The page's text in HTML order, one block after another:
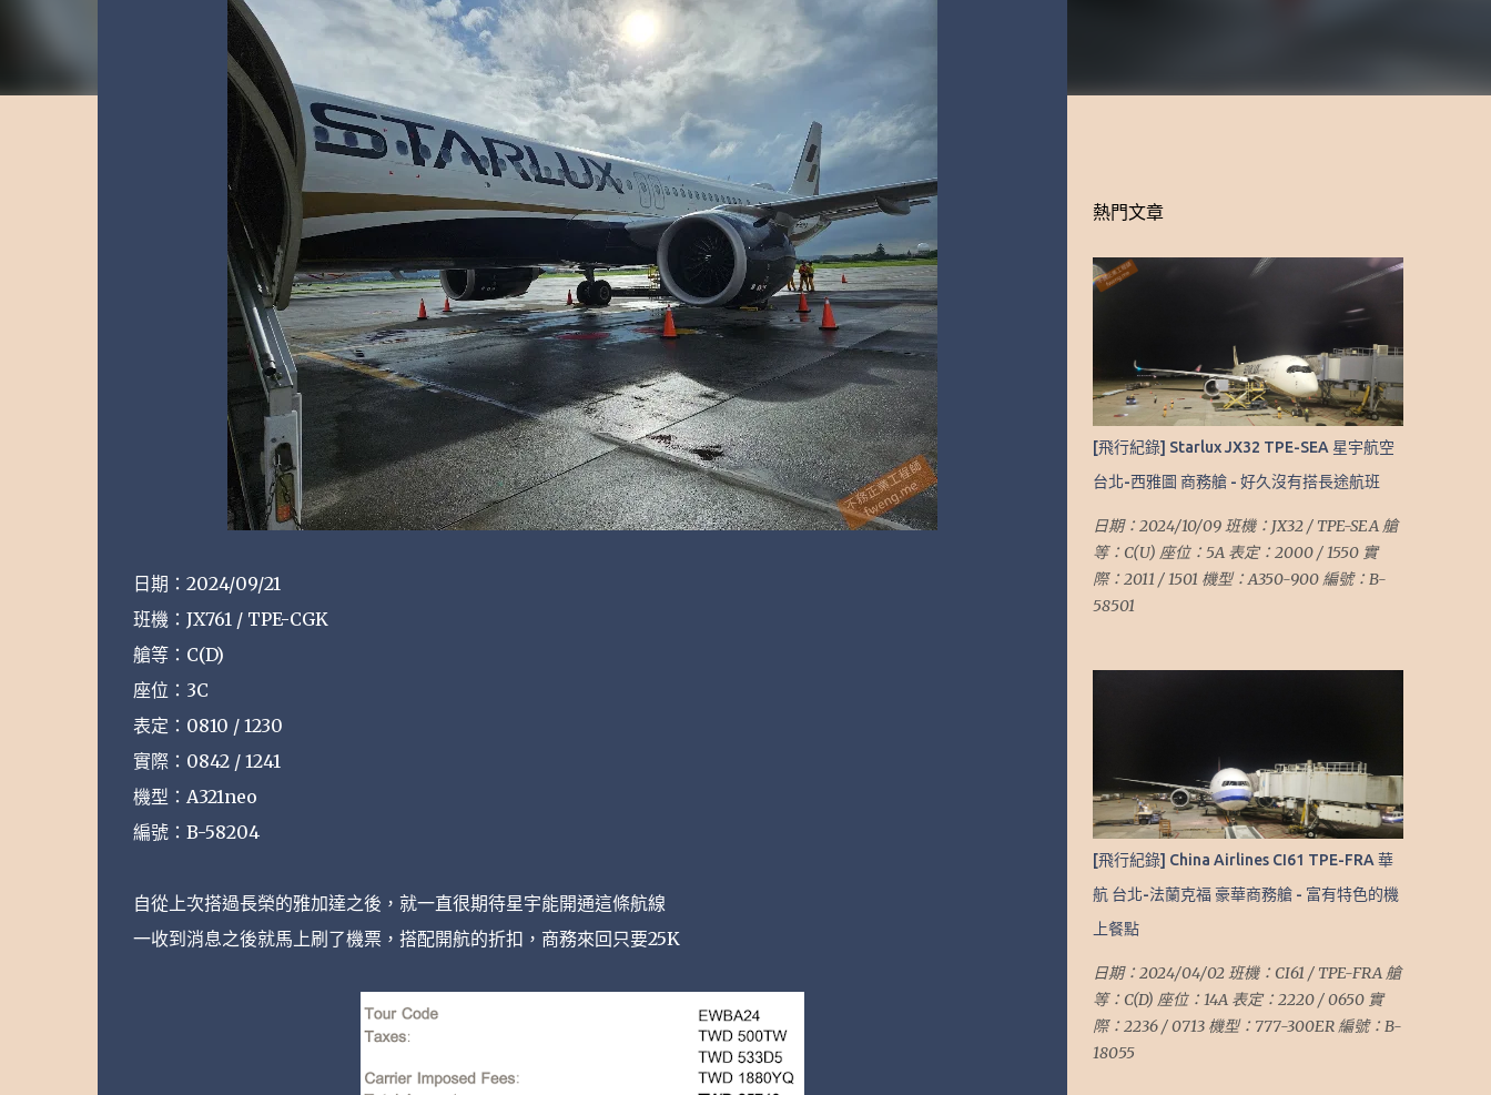
日期：2024/09/21
班機：JX761 / TPE-CGK
艙等：C(D)
座位：3C
表定：0810 / 1230
實際：0842 / 1241
機型：A321neo
編號：B-58204
自從上次搭過長榮的雅加達之後，就一直很期待星宇能開通這條航線
一收到消息之後就馬上刷了機票，搭配開航的折扣，商務來回只要25K
熱門文章
[飛行紀錄] Starlux JX32 TPE-SEA 星宇航空
台北-西雅圖 商務艙 - 好久沒有搭長途航班
日期：2024/10/09 班機：JX32 / TPE-SEA 艙
等：C(U) 座位：5A 表定：2000 / 1550 實
際：2011 / 1501 機型：A350-900 編號：B-
58501
[飛行紀錄] China Airlines CI61 TPE-FRA 華
航 台北-法蘭克福 豪華商務艙 - 富有特色的機
上餐點
日期：2024/04/02 班機：CI61 / TPE-FRA 艙
等：C(D) 座位：14A 表定：2220 / 0650 實
際：2236 / 0713 機型：777-300ER 編號：B-
18055